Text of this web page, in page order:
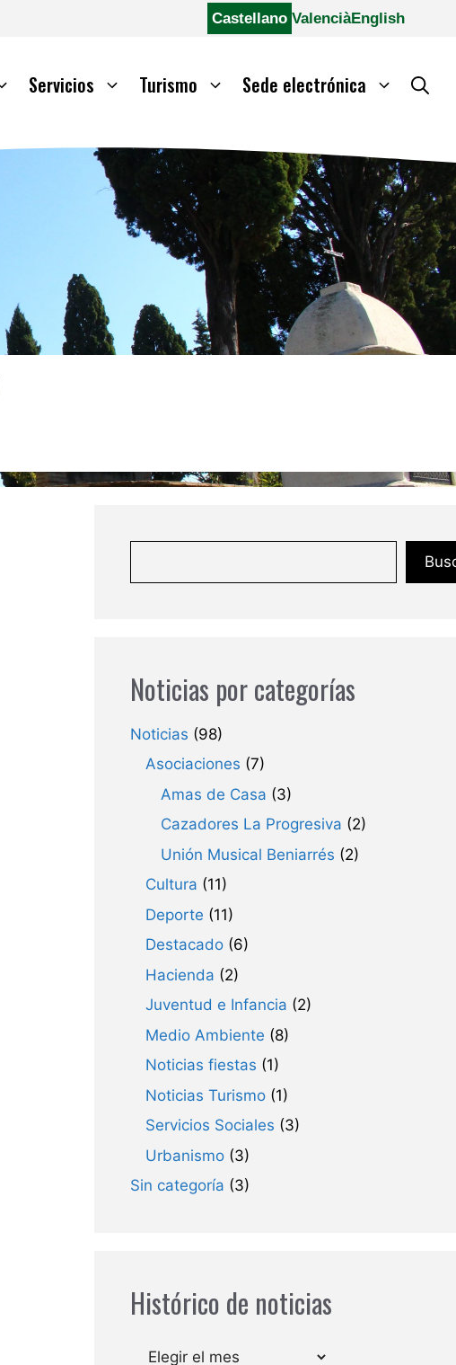
Castellano ValenciàEnglish
Servicios Turismo Sede electrónica
Noticias por categorías
Noticias (98)
Asociaciones (7)
Amas de Casa (3)
Cazadores La Progresiva (2)
Unión Musical Beniarrés (2)
Cultura (11)
Deporte (11)
Destacado(6)
Hacienda (2)
Juventud e Infancia (2)
Medio Ambiente (8)
Noticias fiestas (1)
Noticias Turismo(1)
Servicios Sociales (3)
Urbanismo(3)
Sin categoría (3)
Histórico de noticias
Archivos